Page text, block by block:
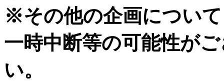
※その他の企画につい
一時中断等の可能性が
い。